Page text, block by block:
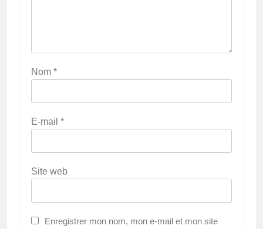
Nom *
E-mail *
Site web
Enregistrer mon nom, mon e-mail et mon site